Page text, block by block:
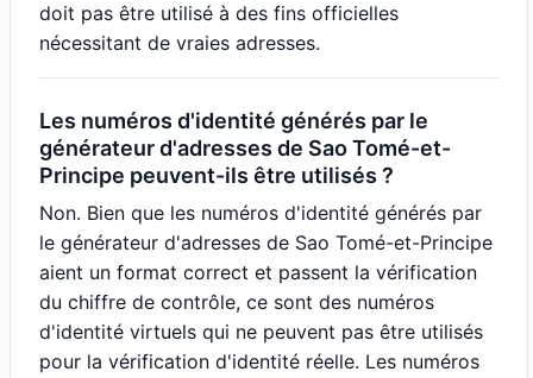
doit pas être utilisé à des fins officielles
nécessitant de vraies adresses.
Les numéros d'identité générés par le
générateur d'adresses de Sao Tomé-et-
Principe peuvent-ils être utilisés ?
Non. Bien que les numéros d'identité générés par
le générateur d'adresses de Sao Tomé-et-Principe
aient un format correct et passent la vérification
du chiffre de contrôle, ce sont des numéros
d'identité virtuels qui ne peuvent pas être utilisés
pour la vérification d'identité réelle. Les numéros